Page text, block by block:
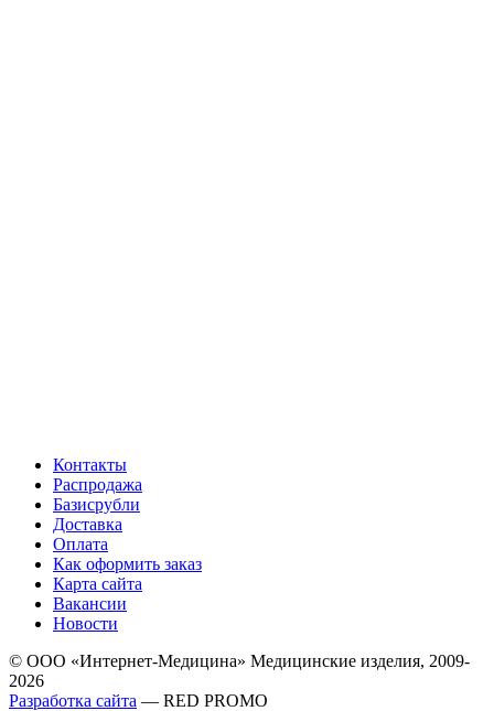
Контакты
Распродажа
Базисрубли
Доставка
Оплата
Как оформить заказ
Карта сайта
Вакансии
Новости
© ООО «Интернет-Медицина» Медицинские изделия, 2009-
2026
Разработка сайта — RED PROMO